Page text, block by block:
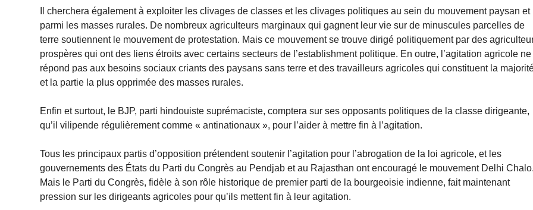
Il cherchera également à exploiter les clivages de classes et les clivages politiques au sein du mouvement paysan et
parmi les masses rurales. De nombreux agriculteurs marginaux qui gagnent leur vie sur de minuscules parcelles de
terre soutiennent le mouvement de protestation. Mais ce mouvement se trouve dirigé politiquement par des
prospères qui ont des liens étroits avec certains secteurs de l’establishment politique. En outre, l’agitation agricole ne
répond pas aux besoins sociaux criants des paysans sans terre et des travailleurs agricoles qui constituent la
et la partie la plus opprimée des masses rurales.
Enfin et surtout, le BJP, parti hindouiste suprémaciste, comptera sur ses opposants politiques de la classe dirigeante,
qu’il vilipende régulièrement comme « antinationaux », pour l’aider à mettre fin à l’agitation.
Tous les principaux partis d’opposition prétendent soutenir l’agitation pour l’abrogation de la loi agricole, et les
gouvernements des États du Parti du Congrès au Pendjab et au Rajasthan ont encouragé le mouvement Delhi Chalo.
Mais le Parti du Congrès, fidèle à son rôle historique de premier parti de la bourgeoisie indienne, fait maintenant
pression sur les dirigeants agricoles pour qu’ils mettent fin à leur agitation.